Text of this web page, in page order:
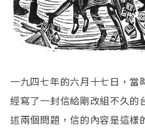
一九四七年的六月十七日，當
經寫了一封信給剛改組不久的
述兩個問題，信的內容是這樣